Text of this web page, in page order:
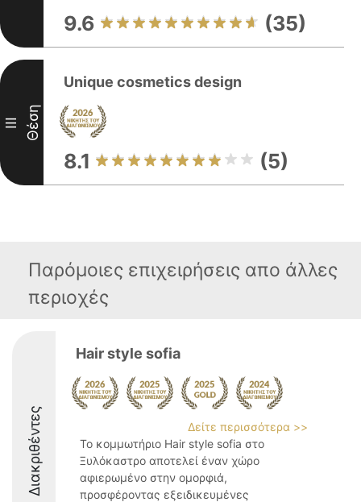
9.6 (35)
III Θέση
Unique cosmetics design
8.1 (5)
Παρόμοιες επιχειρήσεις απο άλλες
περιοχές
Διακριθέντες
Hair style sofia
Δείτε περισσότερα >>
Το κομμωτήριο Hair style sofia στο
Ξυλόκαστρο αποτελεί έναν χώρο
αφιερωμένο στην ομορφιά,
προσφέροντας εξειδικευμένες